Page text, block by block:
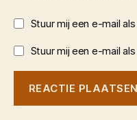
Stuur mij een e-mail
Stuur mij een e-mail